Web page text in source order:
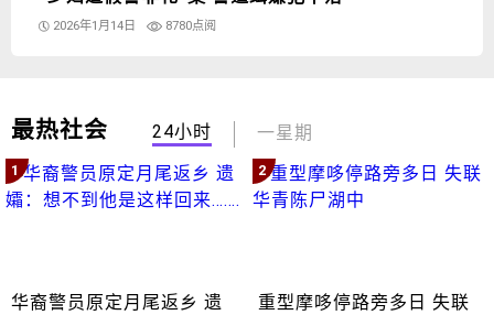
2026年1月14日 8780点阅
最热社会 24小时 一星期
1
华裔警员原定月尾返乡 遗
2
重型摩哆停路旁多日 失联